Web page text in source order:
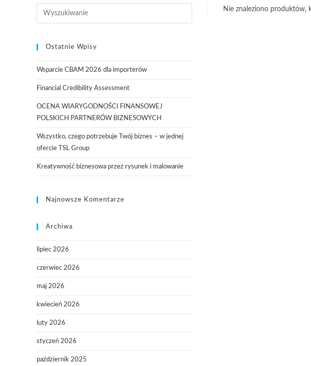
Nie znaleziono produktów,
Ostatnie Wpisy
Wsparcie CBAM 2026 dla importerów
Financial Credibility Assessment
OCENA WIARYGODNOŚCI FINANSOWEJ
POLSKICH PARTNERÓW BIZNESOWYCH
Wszystko, czego potrzebuje Twój biznes – w jednej
ofercie TSL Group
Kreatywność biznesowa przez rysunek i malowanie
Najnowsze Komentarze
Archiwa
lipiec 2026
czerwiec 2026
maj 2026
kwiecień 2026
luty 2026
styczeń 2026
październik 2025